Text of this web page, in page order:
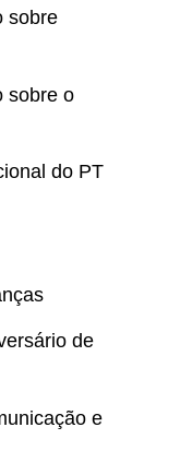
sobre
sobre o
do PT
de
e